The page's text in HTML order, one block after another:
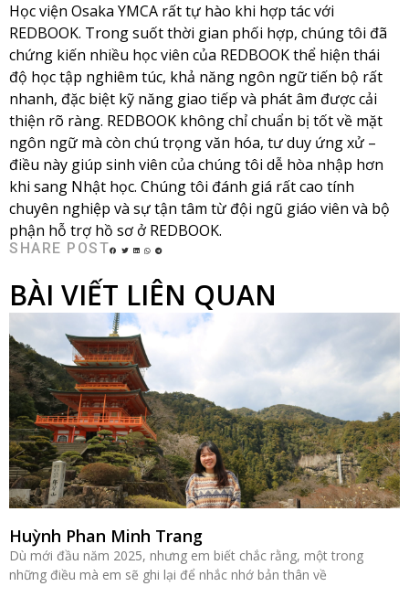
Học viện Osaka YMCA rất tự hào khi hợp tác với
REDBOOK. Trong suốt thời gian phối hợp, chúng tôi đã
chứng kiến nhiều học viên của REDBOOK thể hiện thái
độ học tập nghiêm túc, khả năng ngôn ngữ tiến bộ rất
nhanh, đặc biệt kỹ năng giao tiếp và phát âm được cải
thiện rõ ràng. REDBOOK không chỉ chuẩn bị tốt về mặt
ngôn ngữ mà còn chú trọng văn hóa, tư duy ứng xử –
điều này giúp sinh viên của chúng tôi dễ hòa nhập hơn
khi sang Nhật học. Chúng tôi đánh giá rất cao tính
chuyên nghiệp và sự tận tâm từ đội ngũ giáo viên và bộ
phận hỗ trợ hồ sơ ở REDBOOK.
SHARE POST
BÀI VIẾT LIÊN QUAN
Huỳnh Phan Minh Trang
Dù mới đầu năm 2025, nhưng em biết chắc rằng, một trong
những điều mà em sẽ ghi lại để nhắc nhớ bản thân về